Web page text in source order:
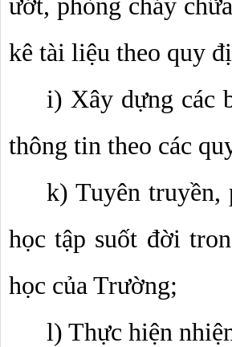
kê tài liệu theo quy
i) Xây dựng các
thông tin theo các
k) Tuyên truyền,
học tập suốt đời
học của Trường;
l) Thực hiện